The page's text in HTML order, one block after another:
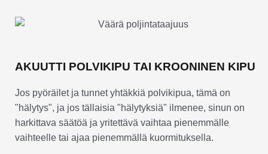
AKUUTTI POLVIKIPU TAI KROONINEN KIPU
Jos pyöräilet ja tunnet yhtäkkiä polvikipua, tämä on
"hälytys", ja jos tällaisia "hälytyksiä" ilmenee, sinun on
harkittava säätöä ja yritettävä vaihtaa pienemmälle
vaihteelle tai ajaa pienemmällä kuormituksella.